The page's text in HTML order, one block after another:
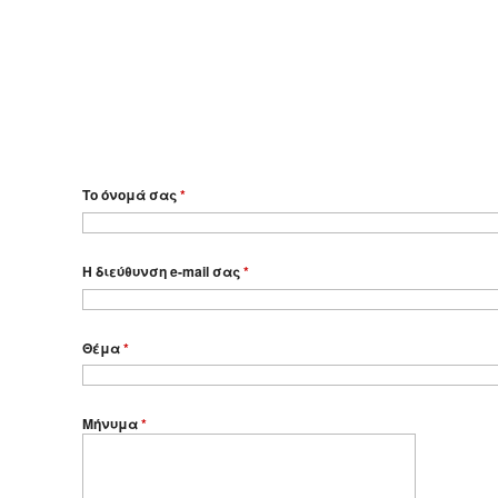
Το όνομά σας*
Η διεύθυνση e-mail σας*
Θέμα*
Μήνυμα*